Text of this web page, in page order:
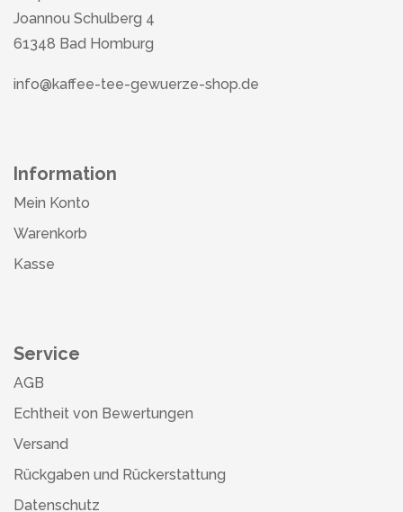
Joannou Schulberg 4
61348 Bad Homburg
info@kaffee-tee-gewuerze-shop.de
Information
Mein Konto
Warenkorb
Kasse
Service
AGB
Echtheit von Bewertungen
Versand
Rückgaben und Rückerstattung
Datenschutz